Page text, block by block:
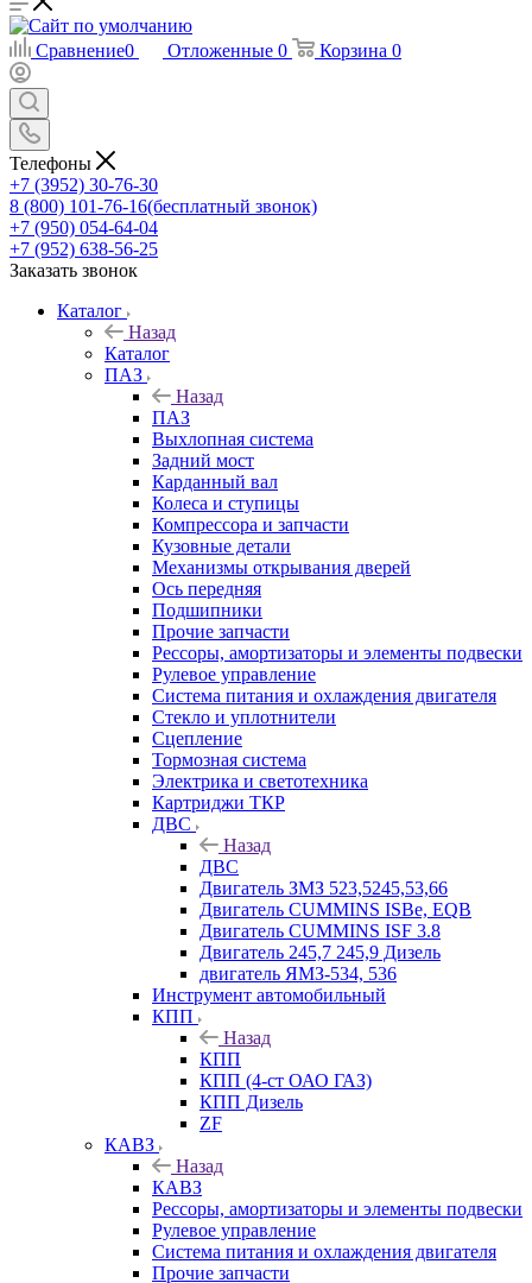
Сравнение0 Отложенные 0 Корзина 0
Телефоны
+7 (3952) 30-76-30
8 (800) 101-76-16(бесплатный звонок)
+7 (950) 054-64-04
+7 (952) 638-56-25
Заказать звонок
Каталог
Назад
Каталог
ПАЗ
Назад
ПАЗ
Выхлопная система
Задний мост
Карданный вал
Колеса и ступицы
Компрессора и запчасти
Кузовные детали
Механизмы открывания дверей
Ось передняя
Подшипники
Прочие запчасти
Рессоры, амортизаторы и элементы подвески
Рулевое управление
Система питания и охлаждения двигателя
Стекло и уплотнители
Сцепление
Тормозная система
Электрика и светотехника
Картриджи ТКР
ДВС
Назад
ДВС
Двигатель ЗМЗ 523,5245,53,66
Двигатель CUMMINS ISBe, EQB
Двигатель CUMMINS ISF 3.8
Двигатель 245,7 245,9 Дизель
двигатель ЯМЗ-534, 536
Инструмент автомобильный
КПП
Назад
КПП
КПП (4-ст ОАО ГАЗ)
КПП Дизель
ZF
КАВЗ
Назад
КАВЗ
Рессоры, амортизаторы и элементы подвески
Рулевое управление
Система питания и охлаждения двигателя
Прочие запчасти